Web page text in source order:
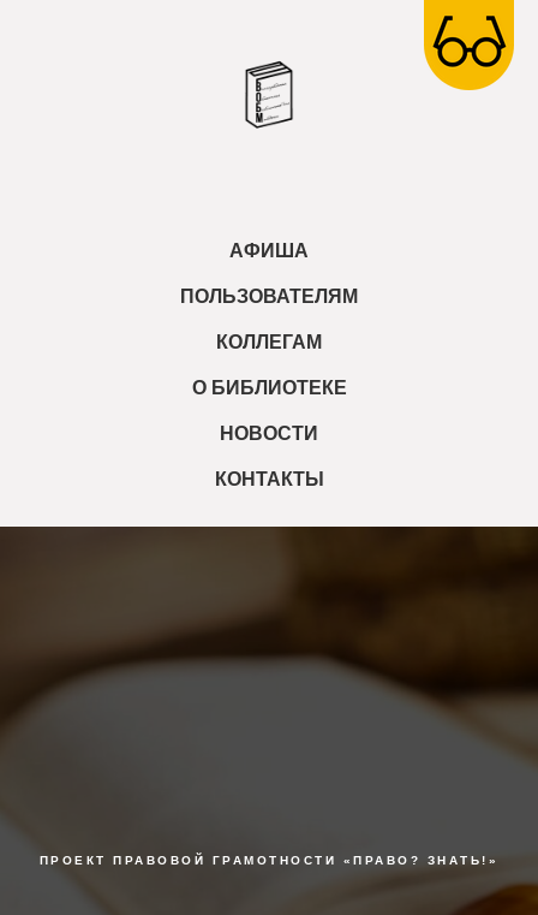
АФИША
ПОЛЬЗОВАТЕЛЯМ
КОЛЛЕГАМ
О БИБЛИОТЕКЕ
НОВОСТИ
КОНТАКТЫ
ПРОЕКТ ПРАВОВОЙ ГРАМОТНОСТИ «ПРАВО? ЗНАТЬ!»